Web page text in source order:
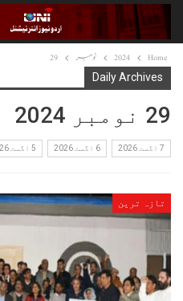
Home
2024 نومبر 29
Daily Archives
29 نومبر 2024
7 اگست 2026 6 اگست 2026 5 اگست 2026
تازہ ترین